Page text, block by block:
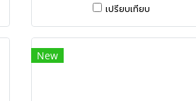
เปรียบเทียบ
New